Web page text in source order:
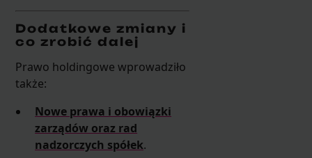
Dodatkowe zmiany i
co zrobić dalej
Prawo holdingowe wprowadziło
także:
Nowe prawa i obowiązki
zarządów oraz rad
nadzorczych spółek.